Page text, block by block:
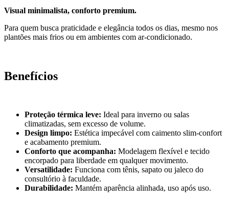
Visual minimalista, conforto premium.
Para quem busca praticidade e elegância todos os dias, mesmo nos
plantões mais frios ou em ambientes com ar-condicionado.
Benefícios
Proteção térmica leve: Ideal para inverno ou salas
climatizadas, sem excesso de volume.
Design limpo: Estética impecável com caimento slim-confort
e acabamento premium.
Conforto que acompanha: Modelagem flexível e tecido
encorpado para liberdade em qualquer movimento.
Versatilidade: Funciona com tênis, sapato ou jaleco do
consultório à faculdade.
Durabilidade: Mantém aparência alinhada, uso após uso.